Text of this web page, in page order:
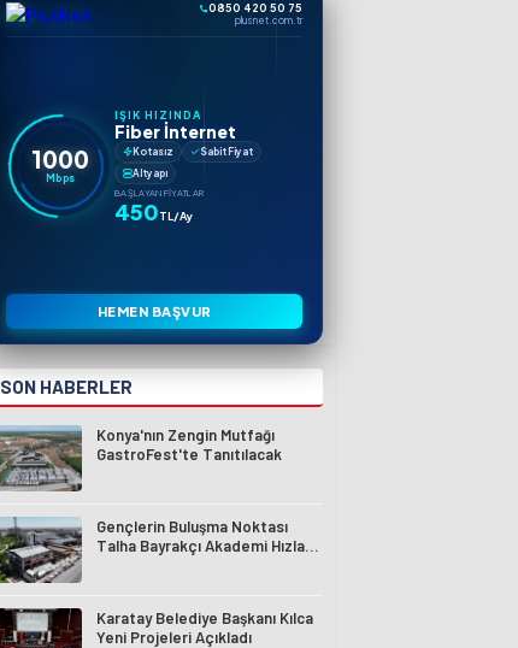
0850 420 50 75
plusnet.com.tr
1000
Mbps
IŞIK HIZINDA
Fiber İnternet
Kotasız
Sabit Fiyat
Altyapı
BAŞLAYAN FIYATLAR
450TL/Ay
HEMEN BAŞVUR
SON HABERLER
Konya'nın Zengin Mutfağı
GastroFest'te Tanıtılacak
Gençlerin Buluşma Noktası
Talha Bayrakçı Akademi Hızla
Karatay Belediye Başkanı Kılca
Yeni Projeleri Açıkladı